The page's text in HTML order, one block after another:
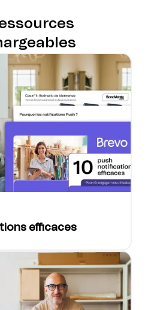
efficaces